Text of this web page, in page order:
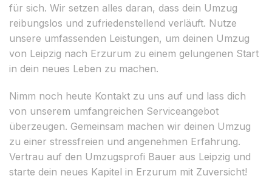
für sich. Wir setzen alles daran, dass dein Umzug
reibungslos und zufriedenstellend verläuft. Nutze
unsere umfassenden Leistungen, um deinen Umzug
von Leipzig nach Erzurum zu einem gelungenen Start
in dein neues Leben zu machen.
Nimm noch heute Kontakt zu uns auf und lass dich
von unserem umfangreichen Serviceangebot
überzeugen. Gemeinsam machen wir deinen Umzug
zu einer stressfreien und angenehmen Erfahrung.
Vertrau auf den Umzugsprofi Bauer aus Leipzig und
starte dein neues Kapitel in Erzurum mit Zuversicht!